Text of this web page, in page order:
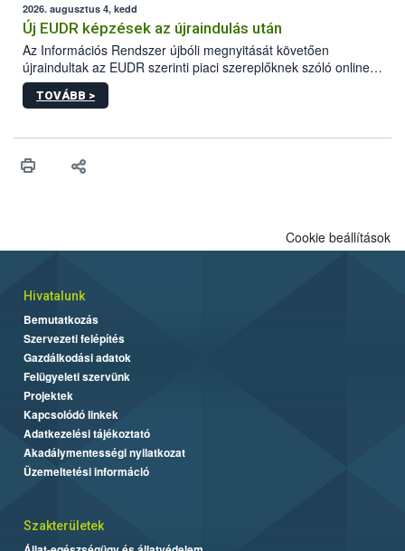
higiéniai szabályok betartása, a megfelelő hőkezelés, valamint a
maradékok szakszerű tárolása. A Nemzeti Élelmiszerlánc-
biztonsági Hivatal (Nébih) Oktatási Programja összegyűjtötte a
biztonságos grillezés legfontosabb tudnivalóit.
2026. augusztus 4, kedd
Új EUDR képzések az újraindulás után
Az Információs Rendszer újbóli megnyitását követően
újraindultak az EUDR szerinti piaci szereplőknek szóló online
képzések.
TOVÁBB >
Cookie beállítások
Hivatalunk
Bemutatkozás
Szervezeti felépítés
Gazdálkodási adatok
Felügyeleti szervünk
Projektek
Kapcsolódó linkek
Adatkezelési tájékoztató
Akadálymentességi nyilatkozat
Üzemeltetési információ
Szakterületek